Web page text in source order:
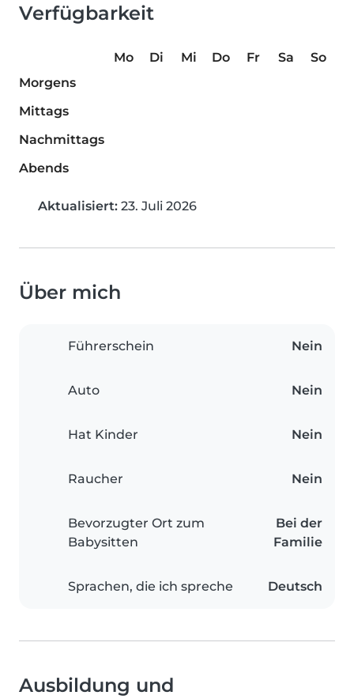
Verfügbarkeit
Mo Di Mi Do Fr Sa
So
Morgens
Mittags
Nachmittags
Abends
Aktualisiert: 23. Juli 2026
Über mich
Führerschein Nein
Auto Nein
Hat Kinder Nein
Raucher Nein
Bevorzugter Ort zum
Babysitten
Bei der
Familie
Sprachen, die ich spreche Deutsch
Ausbildung und